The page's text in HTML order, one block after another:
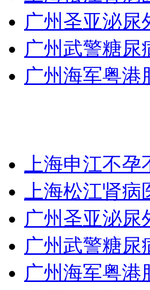
广州圣亚泌尿
广州武警糖尿
广州海军粤港
上海申江不
上海松江肾病
广州圣亚泌尿
广州武警糖尿
广州海军粤港